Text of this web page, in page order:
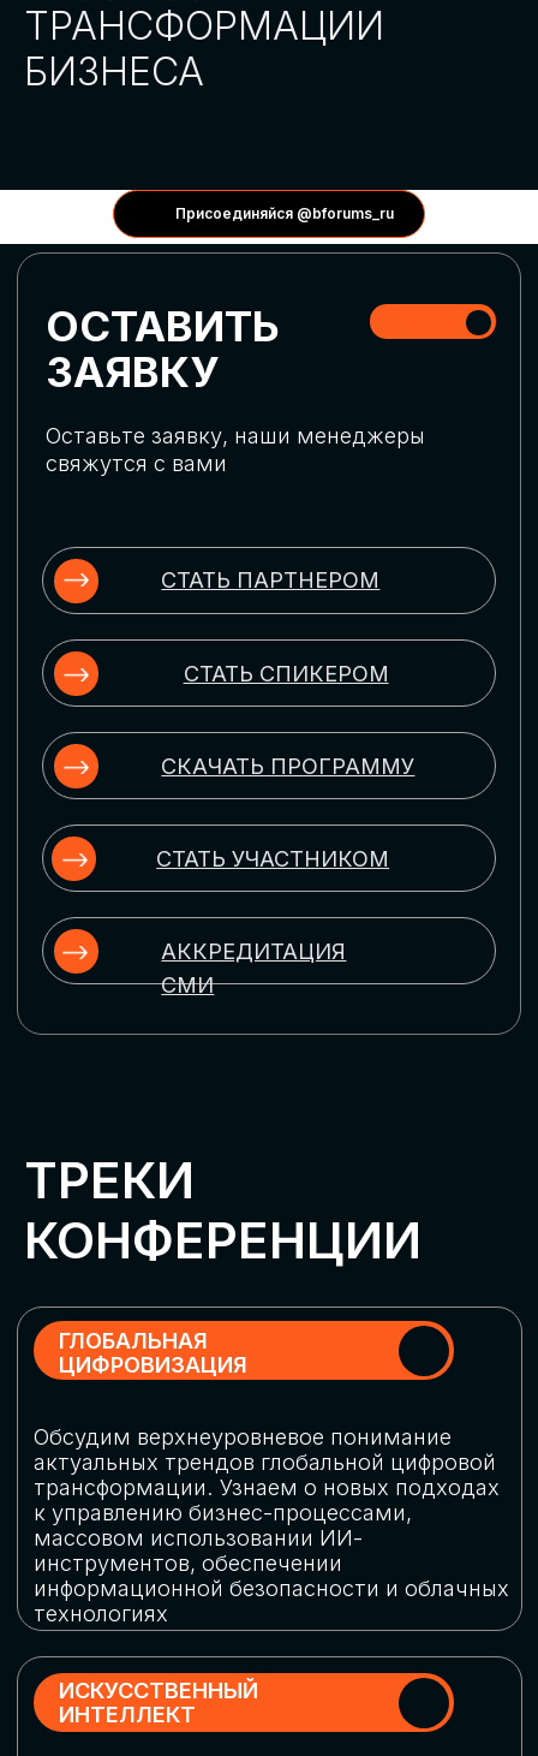
Присоединяйся @bforums_ru
Выясним, как в наши дни уверенно
защищать свой бизнес от киберугроз
ГЛОБАЛЬНАЯ
ЦИФРОВИЗАЦИЯ
актуальных трендов глобальной цифровой
трансформации. Узнаем о новых подходах
массовом использовании ИИ-
инструментов, обеспечении
ИСКУССТВЕННЫЙ
Узнаем как компании адаптируются к
новой ИИ-реальности. Как ИИ-
сотрудники становятся
«полноправными» членами команды, как
ИИ-помощники забирают на себя рутину
и как можно значительно увеличить
производительность без огромных
затрат на нейросети
ЦИФРОВИЗАЦИЯ
МАРКЕТИНГА И ПРОДАЖ
Обменяемся опытом, какие ИИ-решения
в маркетинге и продажах наиболее
рекламными кампаниями показывают
наибольшую эффективность
ЦИФРОВИЗАЦИЯ
УПРАВЛЕНИЯ ПЕРСОНАЛОМ
Рассмотрим управление человеческим
комплексные решения для роста
производительности и кейсы
оптимизации процессов найма,
развития, оценки и удержания
РОБОТИЗАЦИЯ
Узнаем, в каких отраслях ИИ
«материализуется», какие роботы
решают сложные бизнес-задачи, а где
только обсуждают концепции
роботизации и потенциальные бюджеты
на тестирование образцов
ЦИФРОВИЗАЦИЯ
КЛИЕНТСКОГО СЕРВИСА
Разберем кейсы в сфере цифровизации